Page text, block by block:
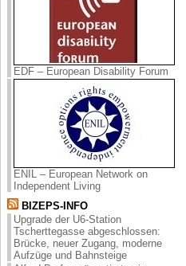
EDF – European Disability Forum
ENIL – European Network on
Independent Living
BIZEPS-INFO
Upgrade der U6-Station
Tscherttegasse abgeschlossen:
Brücke, neuer Zugang, moderne
Aufzüge und Bahnsteige